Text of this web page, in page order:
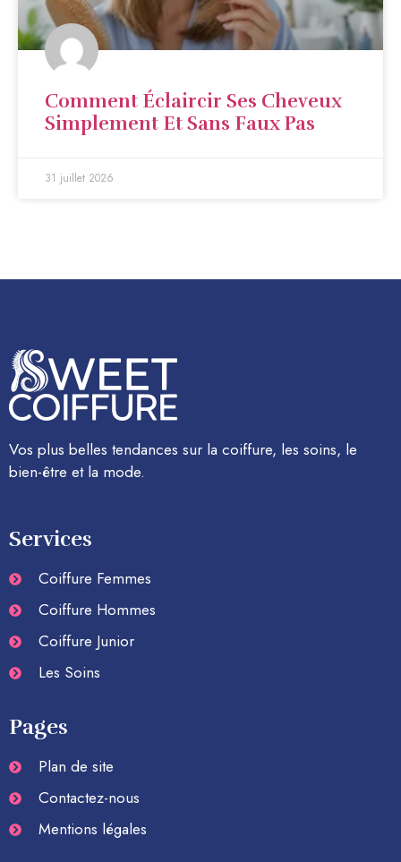
Comment Éclaircir Ses Cheveux
Simplement Et Sans Faux Pas
31 juillet 2026
Vos plus belles tendances sur la coiffure, les soins, le
bien-être et la mode.
Services
Coiffure Femmes
Coiffure Hommes
Coiffure Junior
Les Soins
Pages
Plan de site
Contactez-nous
Mentions légales